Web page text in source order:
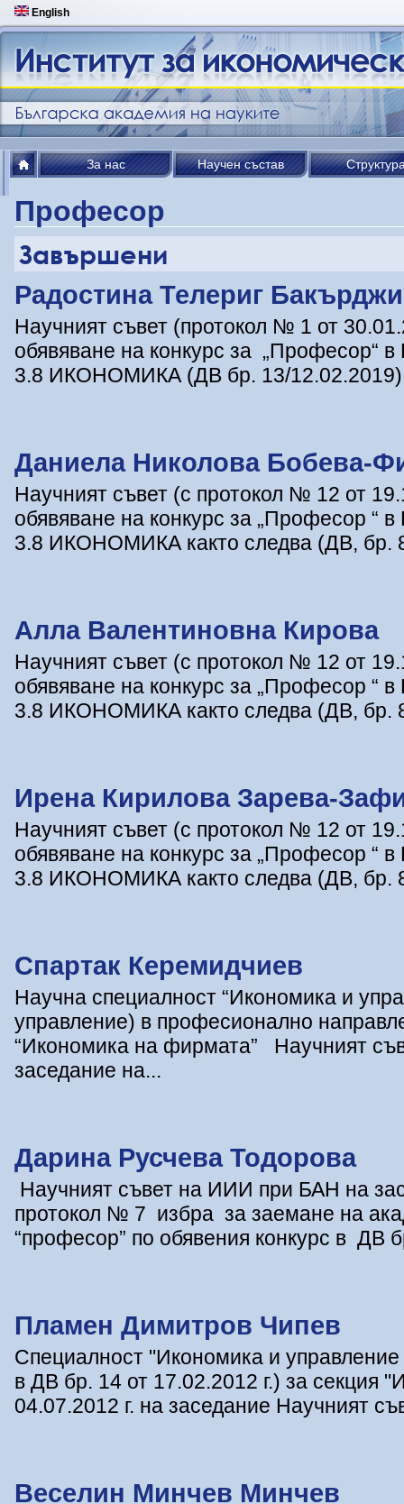
English
За нас Научен състав
Професор
Завършени
Радостина Телериг
Научният съвет (протокол № 1 от
обявяване на конкурс за „Професор“
3.8 ИКОНОМИКА (ДВ бр. 13/12.02.2019):
Даниела Николова Бобева-
Научният съвет (с протокол № 12 от
обявяване на конкурс за „Професор “
3.8 ИКОНОМИКА както следва (ДВ, бр.
Алла Валентиновна Кирова
Научният съвет (с протокол № 12 от
обявяване на конкурс за „Професор “
3.8 ИКОНОМИКА както следва (ДВ, бр.
Ирена Кирилова Зарева-
Научният съвет (с протокол № 12 от
обявяване на конкурс за „Професор “
3.8 ИКОНОМИКА както следва (ДВ, бр.
Спартак Керемидчиев
Научна специалност “Икономика и
управление) в професионално
“Икономика на фирмата” Научният
заседание на...
Дарина Русчева Тодорова
Научният съвет на ИИИ при БАН на
протокол № 7 избра за заемане на
“професор” по обявения конкурс в ДВ
Пламен Димитров Чипев
Специалност "Икономика и
в ДВ бр. 14 от 17.02.2012 г.) за секция
04.07.2012 г. на заседание Научният
Веселин Минчев Минчев